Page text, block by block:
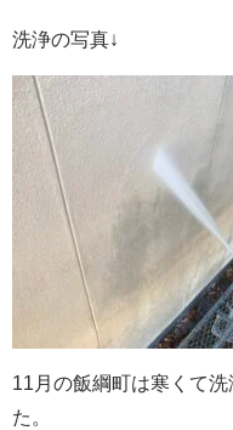
洗浄の写真↓
11月の飯綱町は寒くて
た。